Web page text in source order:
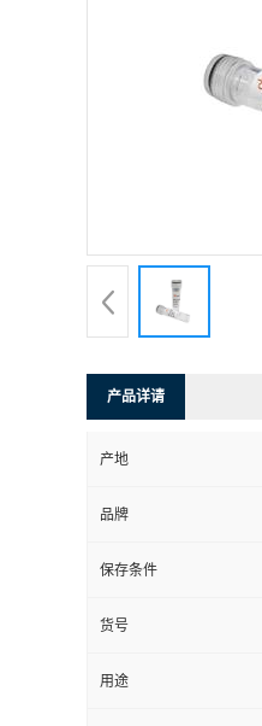
产品详请
产地
品牌
保存条件
货号
用途